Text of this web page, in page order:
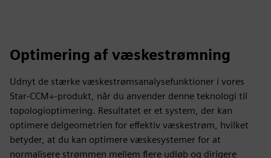
Optimering af væskestrømning
Udnyt de stærke væskestrømsanalysefunktioner i vores
Star-CCM+-produkt, når du anvender denne teknologi til
topologioptimering. Resultatet er et system, der kan
optimere delgeometrien for effektiv væskestrøm, hvilket
betyder, at du kan optimere væskesystemer for at
normalisere strømmen mellem flere udløb og dirigere